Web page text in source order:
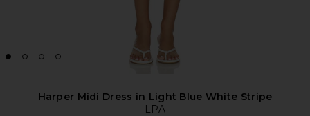
Harper Midi Dress in Light Blue White Stripe
LPA